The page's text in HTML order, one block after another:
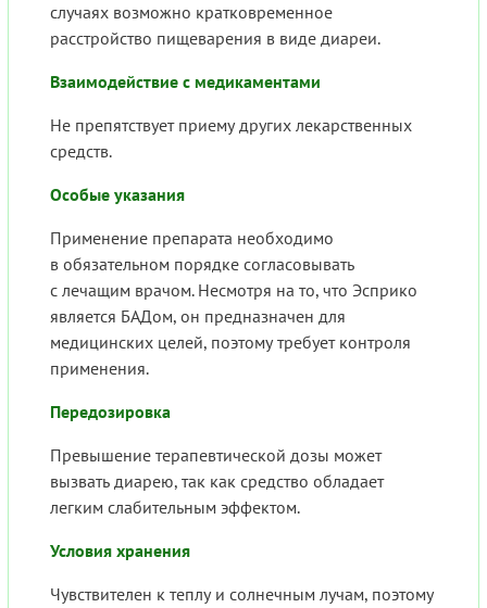
случаях возможно кратковременное
расстройство пищеварения в виде диареи.
Взаимодействие с медикаментами
Не препятствует приему других лекарственных
средств.
Особые указания
Применение препарата необходимо
в обязательном порядке согласовывать
с лечащим врачом. Несмотря на то, что Эсприко
является БАДом, он предназначен для
медицинских целей, поэтому требует контроля
применения.
Передозировка
Превышение терапевтической дозы может
вызвать диарею, так как средство обладает
легким слабительным эффектом.
Условия хранения
Чувствителен к теплу и солнечным лучам, поэтому